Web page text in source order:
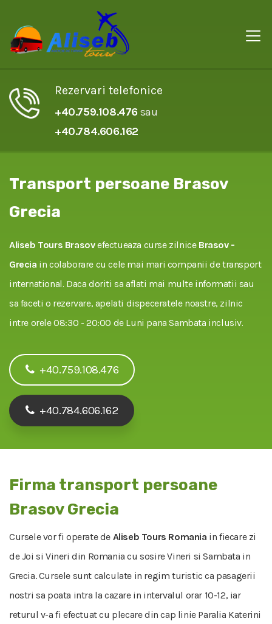
Rezervari telefonice
+40.759.108.476 sau
+40.784.606.162
Transport persoane Brasov
Grecia
Aliseb Tours Brasovefectueaza curse zilnice Brasov -
Grecia in colaborare cu cele mai mari companii de transport
international. Daca doriti sa aflati mai multe informatii sau
sa faceti o rezervare, apelati dispeceratele noastre, zilnic
intre orele 08:30 - 20:00 de Luni pana Sambata inclusiv.
+40.759.108.476
+40.784.606.162
Firma transport persoane
Brasov Grecia
Cursele vor fi operate de Aliseb Tours Romania in fiecare zi
de Joi si Vineri din Romania cu sosire Vineri si Sambata in
Grecia. Cursele sunt calculate in regim turistic ca pasagerii
nostri sa poata intra la cazare in intervalul orar 10-12, iar
returul v-a fi efectuat cu plecare din cap linie Paralia Katerini